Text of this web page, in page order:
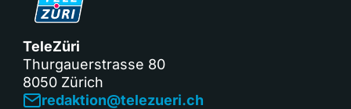
TeleZüri
Thurgauerstrasse 80
8050 Zürich
redaktion@telezueri.ch